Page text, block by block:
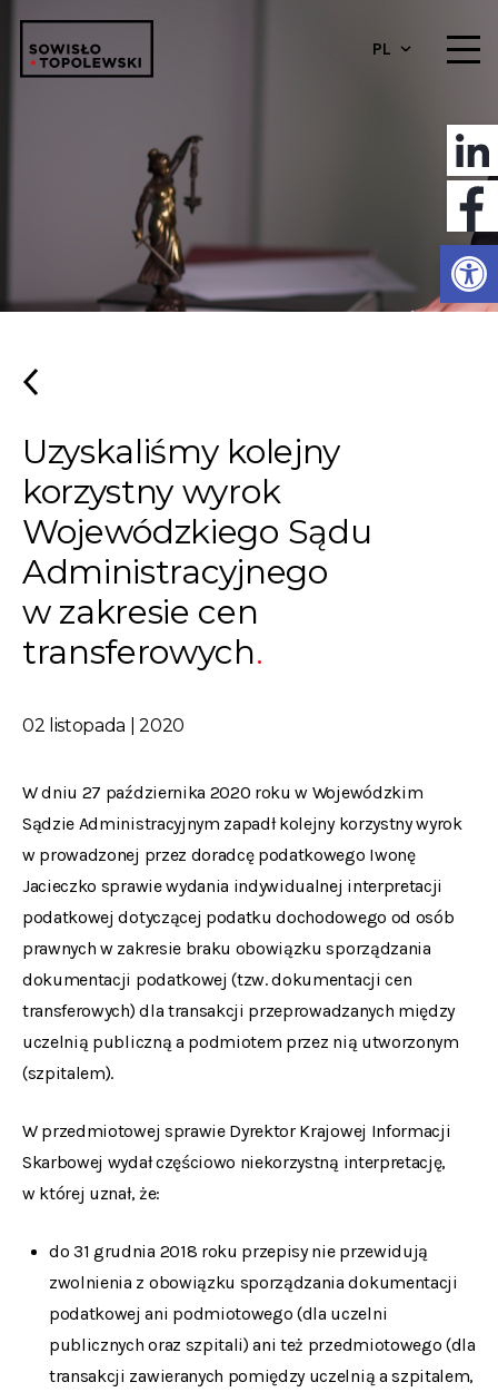
PL
Uzyskaliśmy kolejny
korzystny wyrok
Wojewódzkiego Sądu
Administracyjnego
w zakresie cen
transferowych
02 listopada | 2020
W dniu 27 października 2020 roku w Wojewódzkim
Sądzie Administracyjnym zapadł kolejny korzystny wyrok
w prowadzonej przez doradcę podatkowego Iwonę
Jacieczko sprawie wydania indywidualnej interpretacji
podatkowej dotyczącej podatku dochodowego od osób
prawnych w zakresie braku obowiązku sporządzania
dokumentacji podatkowej (tzw. dokumentacji cen
transferowych) dla transakcji przeprowadzanych między
uczelnią publiczną a podmiotem przez nią utworzonym
(szpitalem).
W przedmiotowej sprawie Dyrektor Krajowej Informacji
Skarbowej wydał częściowo niekorzystną interpretację,
w której uznał, że:
do 31 grudnia 2018 roku przepisy nie przewidują
zwolnienia z obowiązku sporządzania dokumentacji
podatkowej ani podmiotowego (dla uczelni
publicznych oraz szpitali) ani też przedmiotowego (dla
transakcji zawieranych pomiędzy uczelnią a szpitalem,